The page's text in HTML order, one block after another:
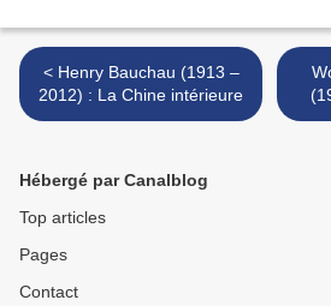
< Henry Bauchau (1913 –
2012) : La Chine intérieure
Hébergé par Canalblog
Top articles
Pages
Contact